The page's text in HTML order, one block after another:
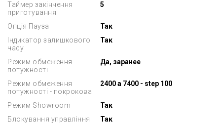
Таймер закінчення
приготування
5
Опція Пауза
Так
Індикатор залишкового
часу
Так
Режим обмеження
потужності
Да, заранее
Режим обмеження
потужності - покрокова
2400 a 7400 - step 100
Режим Showroom
Так
Блокування управління
Так